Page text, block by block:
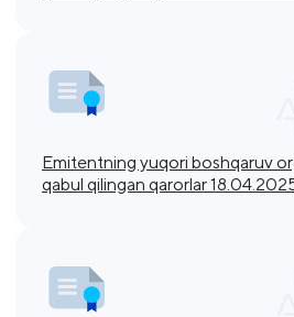
Emitentning yuqori boshqaruv
qabul qilingan qarorlar